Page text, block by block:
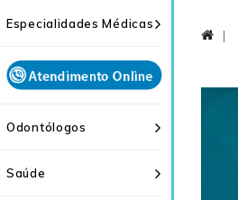
Especialidades Médicas
Odontólogos
Saúde